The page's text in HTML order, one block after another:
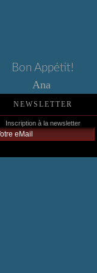
Bon Appétit!
Ana
NEWSLETTER
Inscription à la newsletter